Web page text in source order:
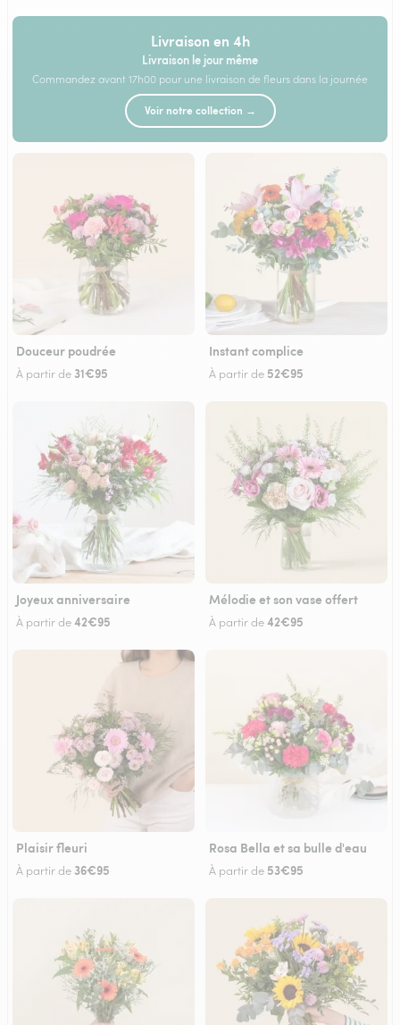
Livraison en 4h
Livraison le jour même
Commandez avant 17h00 pour une livraison de fleurs dans la journée
Voir notre collection →
Douceur poudrée
À partir de 31€95
Instant complice
À partir de 52€95
Joyeux anniversaire
À partir de42€95
Mélodie et son vase offert
À partir de42€95
Plaisir fleuri
À partir de 36€95
Rosa Bella et sa bulle d'eau
À partir de 53€95